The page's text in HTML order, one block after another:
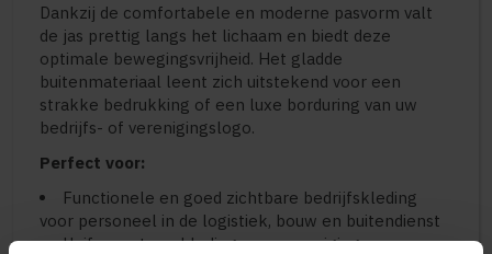
Dankzij de comfortabele en moderne pasvorm valt
de jas prettig langs het lichaam en biedt deze
optimale bewegingsvrijheid. Het gladde
buitenmateriaal leent zich uitstekend voor een
strakke bedrukking of een luxe borduring van uw
bedrijfs- of verenigingslogo.
Perfect voor:
Functionele en goed zichtbare bedrijfskleding
voor personeel in de logistiek, bouw en buitendienst
Uniforme teamkleding voor verenigingen,